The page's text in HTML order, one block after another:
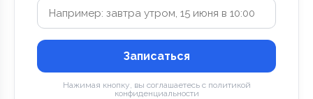
Записаться
Нажимая кнопку, вы соглашаетесь с политикой
конфиденциальности